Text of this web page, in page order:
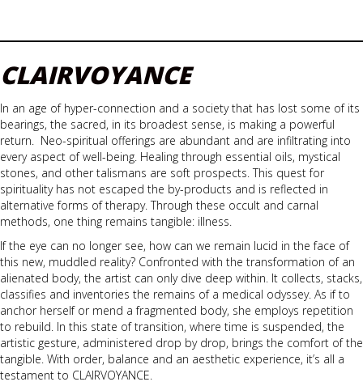
CLAIRVOYANCE
In an age of hyper-connection and a society that has lost some of its
bearings, the sacred, in its broadest sense, is making a powerful
return. Neo-spiritual offerings are abundant and are infiltrating into
every aspect of well-being. Healing through essential oils, mystical
stones, and other talismans are soft prospects. This quest for
spirituality has not escaped the by-products and is reflected in
alternative forms of therapy. Through these occult and carnal
methods, one thing remains tangible: illness.
If the eye can no longer see, how can we remain lucid in the face of
this new, muddled reality? Confronted with the transformation of an
alienated body, the artist can only dive deep within. It collects, stacks,
classifies and inventories the remains of a medical odyssey. As if to
anchor herself or mend a fragmented body, she employs repetition
to rebuild. In this state of transition, where time is suspended, the
artistic gesture, administered drop by drop, brings the comfort of the
tangible. With order, balance and an aesthetic experience, it’s all a
testament to CLAIRVOYANCE.